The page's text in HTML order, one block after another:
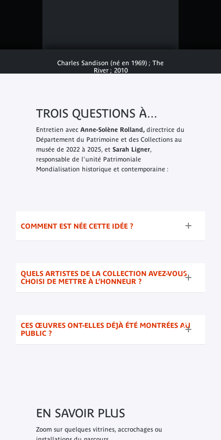
Charles Sandison (né en 1969) ; The
River ; 2010
TROIS QUESTIONS À...
Entretien avec Anne-Solène Rolland, directrice du
Département du Patrimoine et des Collections au
musée de 2022 à 2025, et Sarah Ligner,
responsable de l'unité Patrimoniale
Mondialisation historique et contemporaine :
COMMENT EST NÉE CETTE IDÉE ?
QUELS ARTISTES DE LA COLLECTION AVEZ-VOUS
CHOISI DE METTRE À L’HONNEUR ?
CES ŒUVRES ONT-ELLES DÉJÀ ÉTÉ MONTRÉES AU
PUBLIC ?
EN SAVOIR PLUS
Zoom sur quelques vitrines, accrochages ou